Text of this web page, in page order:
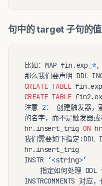
句中的 target 子句的值
比如：MAP fin.exp_ *,
那么我们要声明 DDL
CREATE TABLE
CREATE TABLE
注意 2： 创建触发器，
的名字，而不是触发器
hr.insert_trig ON
我们需要如下指定:DDL
hr.insert_trig
INSTR ‘<string>’
指定如何处理 DDL
INSTRCOMMENTS 对